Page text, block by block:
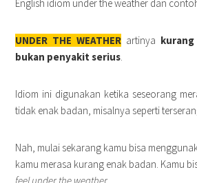
English idiom under the weather dan
UNDER THE WEATHER artinya
bukan penyakit serius.
Idiom ini digunakan ketika seseorang
tidak enak badan, misalnya seperti
Nah, mulai sekarang kamu bisa
kamu merasa kurang enak badan. Kamu